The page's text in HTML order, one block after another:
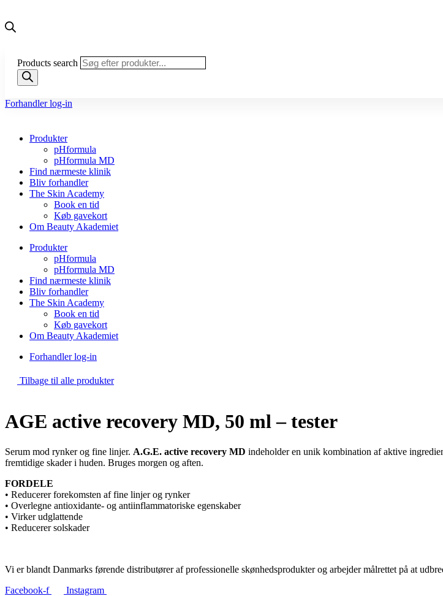
Products search
Forhandler log-in
Produkter
pHformula
pHformula MD
Find nærmeste klinik
Bliv forhandler
The Skin Academy
Book en tid
Køb gavekort
Om Beauty Akademiet
Produkter
pHformula
pHformula MD
Find nærmeste klinik
Bliv forhandler
The Skin Academy
Book en tid
Køb gavekort
Om Beauty Akademiet
Forhandler log-in
Tilbage til alle produkter
AGE active recovery MD, 50 ml – tester
Serum mod rynker og fine linjer. A.G.E. active recovery MD indeholder en unik kombination af aktive
fremtidige skader i huden. Bruges morgen og aften.
FORDELE
• Reducerer forekomsten af fine linjer og rynker
• Overlegne antioxidante- og antiinflammatoriske egenskaber
• Virker udglattende
• Reducerer solskader
Vi er blandt Danmarks førende distributører af professionelle skønhedsprodukter og arbejder målrettet på at
Facebook-f
Instagram